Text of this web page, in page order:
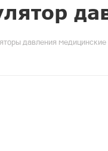
давления медицинские